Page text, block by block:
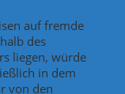
auf fremde
des
liegen, würde
in dem
von den